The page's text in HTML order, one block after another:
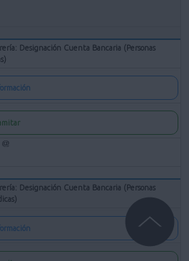
Designación Cuenta Bancaria (Personas
Designación Cuenta Bancaria (Personas